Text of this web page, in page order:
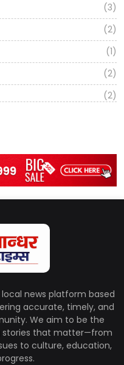
(3)
(2)
(1)
(2)
(2)
news platform based
accurate, timely, and
We aim to be the
stories that matter—from
to culture, education,